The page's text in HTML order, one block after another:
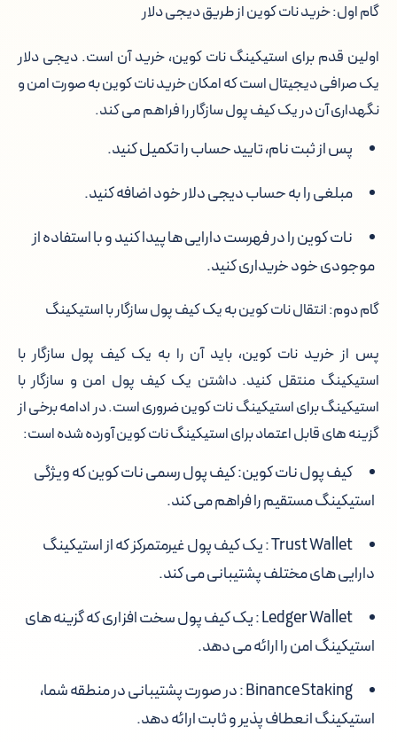
گام اول: خرید نات کوین از طریق دیجی دلار
اولین قدم برای استیکینگ نات کوین، خرید آن است. دیجی دلار
یک صرافی دیجیتال است که امکان خرید نات کوین به صورت امن و
نگهداری آن در یک کیف پول سازگار را فراهم می کند.
پس از ثبت نام، تایید حساب را تکمیل کنید.
مبلغی را به حساب دیجی دلار خود اضافه کنید.
نات کوین را در فهرست دارایی ها پیدا کنید و با استفاده از
موجودی خود خریداری کنید.
گام دوم: انتقال نات کوین به یک کیف پول سازگار با استیکینگ
پس از خرید نات کوین، باید آن را به یک کیف پول سازگار با
استیکینگ منتقل کنید. داشتن یک کیف پول امن و سازگار با
استیکینگ برای استیکینگ نات کوین ضروری است. در ادامه برخی از
گزینه های قابل اعتماد برای استیکینگ نات کوین آورده شده است:
کیف پول نات کوین: کیف پول رسمی نات کوین که ویژگی
استیکینگ مستقیم را فراهم می کند.
Trust Wallet : یک کیف پول غیرمتمرکز که از استیکینگ
دارایی های مختلف پشتیبانی می کند.
Ledger Wallet : یک کیف پول سخت افزاری که گزینه های
استیکینگ امن را ارائه می دهد.
Binance Staking : در صورت پشتیبانی در منطقه شما،
استیکینگ انعطاف پذیر و ثابت ارائه دهد.